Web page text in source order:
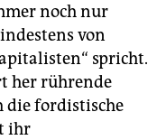
noch nur
von
spricht.
her rührende
die fordistische
ihr